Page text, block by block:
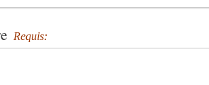
Requis: